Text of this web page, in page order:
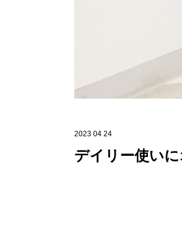
2023 04 24
デイリー使い